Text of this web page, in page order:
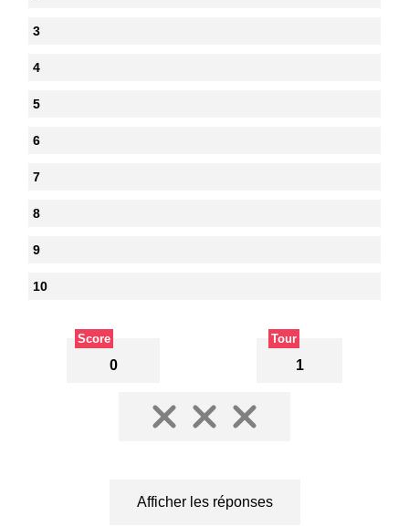
3
4
5
6
7
8
9
10
Score
0
Tour
1
Afficher les réponses